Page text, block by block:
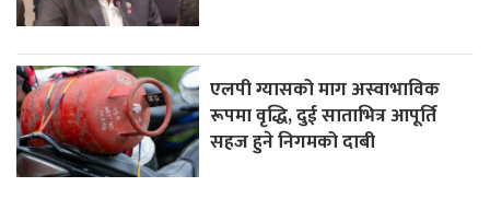
एलपी ग्यासको माग अस्वाभाविक
रूपमा वृद्धि, दुई साताभित्र आपूर्ति
सहज हुने निगमको दाबी